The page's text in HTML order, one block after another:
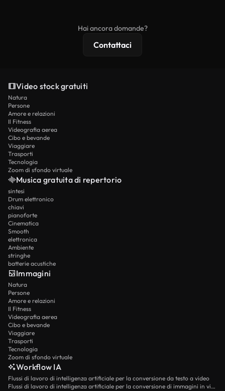
Hai ancora domande?
Contattaci
Video stock gratuiti
Natura
Persone
Amore e relazioni
Il Fitness
Videografia aerea
Cibo e bevande
Viaggiare
Trasporti
Tecnologia
Zoom di sfondo virtuale
Musica gratuita di repertorio
sintesi
Drum elettronico
chiavi
pianoforte
Cinematica
Smooth
elettronica
Ambiente
stringhe
batterie acustiche
Immagini
Natura
Persone
Amore e relazioni
Il Fitness
Videografia aerea
Cibo e bevande
Viaggiare
Trasporti
Tecnologia
Zoom di sfondo virtuale
Workflow IA
Flussi di lavoro di intelligenza artificiale per la conversione da testo a video
Flussi di lavoro di intelligenza artificiale per la conversione di immagini in video